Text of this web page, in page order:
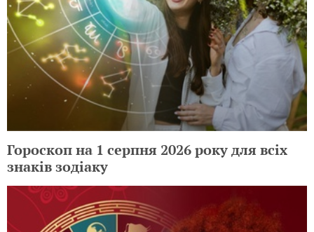
Гороскоп на 1 серпня 2026 року для всіх
знаків зодіаку